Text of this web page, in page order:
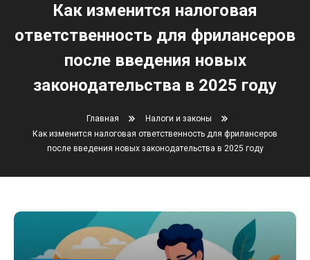
Как изменится налоговая
ответственность для фрилансеров
после введения новых
законодательства в 2025 году
Главная
Налоги и законы
Как изменится налоговая ответственность для фрилансеров
после введения новых законодательства в 2025 году